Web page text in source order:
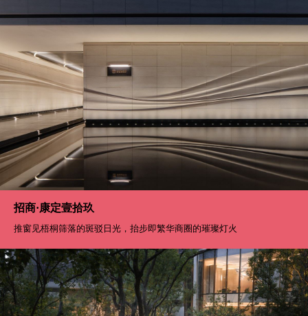
招商·康定壹拾玖
推窗见梧桐筛落的斑驳日光，抬步即繁华商圈的璀璨灯火